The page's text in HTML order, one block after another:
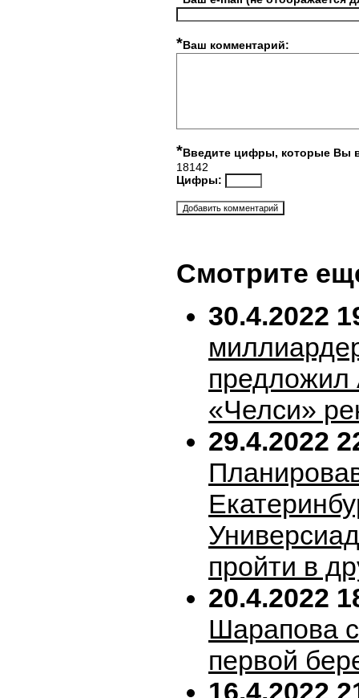
*Ваш комментарий:
*Введите цифры, которые Вы
18142
Цифры:
Смотрите
30.4.2022
предложил
«Челси»
29.4.2022
пройти в
20.4.2022
Шарапова
первой
16.4.2022